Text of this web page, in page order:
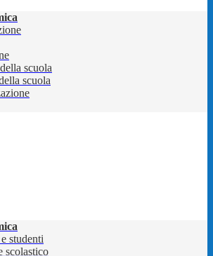
scuola
scuola
studenti
scolastico